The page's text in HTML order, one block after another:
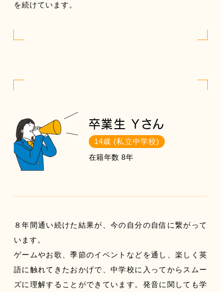
を続けています。
卒業生 Yさん
14歳 (私立中学校)
在籍年数 8年
８年間通い続けた結果が、今の自分の自信に繋がって
います。
ゲームやお歌、季節のイベントなどを通し、楽しく英
語に触れてきたおかげで、中学校に入ってからスムー
ズに理解することができています。発音に関しても学